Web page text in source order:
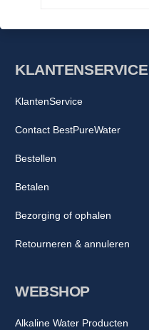
WEBSHOP
Alkaline Water Producten
KLANTENSERVICE
KlantenService
Contact BestPureWater
Bestellen
Betalen
Bezorging of ophalen
Retourneren & annuleren